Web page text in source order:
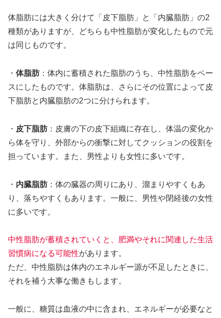
体脂肪には大きく分けて「皮下脂肪」と「内臓脂肪」の2
種類がありますが、どちらも中性脂肪が変化したもので元
は同じものです。
・ 体脂肪：体内に蓄積された脂肪のうち、中性脂肪をベー
スにしたものです。体脂肪は、さらにその位置によって皮
下脂肪と内臓脂肪の2つに分けられます。
・ 皮下脂肪：皮膚の下の皮下組織に存在し、体温の変化か
ら体を守り、外部からの衝撃に対してクッションの役割を
担っています。また、男性よりも女性に多いです。
・ 内臓脂肪：体の臓器の周りにあり、溜まりやすくもあ
り、落ちやすくもあります。一般に、男性や閉経後の女性
に多いです。
中性脂肪が蓄積されていくと、肥満やそれに関連した生活
習慣病になる可能性があります。
ただ、中性脂肪は体内のエネルギー源が不足したときに、
それを補う大事な働きもします。
一般に、糖質は血液の中に含まれ、エネルギーが必要なと